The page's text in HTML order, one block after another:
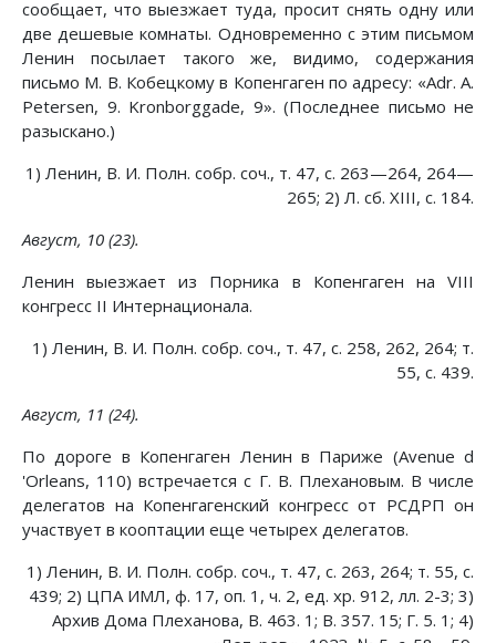
сообщает, что выезжает туда, просит снять одну или
две дешевые комнаты. Одновременно с этим письмом
Ленин посылает такого же, видимо, содержания
письмо М. В. Кобецкому в Копенгаген по адресу: «Adr. A.
Petersen, 9. Kronborggade, 9». (Последнее письмо не
разыскано.)
1) Ленин, В. И. Полн. собр. соч., т. 47, с. 263—264, 264—
265; 2) Л. сб. XIII, с. 184.
Август, 10 (23).
Ленин выезжает из Порника в Копенгаген на VIII
конгресс II Интернационала.
1) Ленин, В. И. Полн. собр. соч., т. 47, с. 258, 262, 264; т.
55, с. 439.
Август, 11 (24).
По дороге в Копенгаген Ленин в Париже (Avenue d
'Orleans, 110) встречается с Г. В. Плехановым. В числе
делегатов на Копенгагенский конгресс от РСДРП он
участвует в кооптации еще четырех делегатов.
1) Ленин, В. И. Полн. собр. соч., т. 47, с. 263, 264; т. 55, с.
439; 2) ЦПА ИМЛ, ф. 17, оп. 1, ч. 2, ед. хр. 912, лл. 2-3; 3)
Архив Дома Плеханова, В. 463. 1; В. 357. 15; Г. 5. 1; 4)